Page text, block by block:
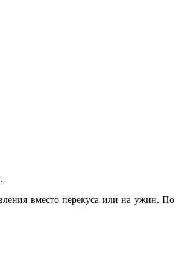
вместо перекуса или на ужин. По